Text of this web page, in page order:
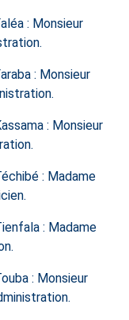
: Monsieur
: Monsieur
: Monsieur
: Madame
: Madame
: Monsieur